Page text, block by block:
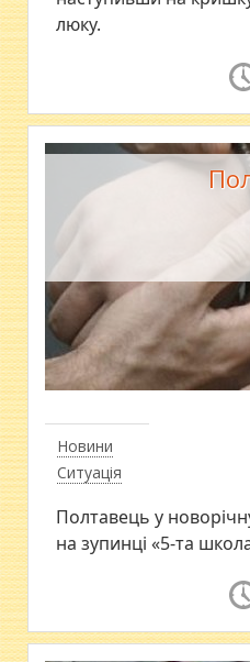
люку.
Новини
Ситуація
Полтавець у
на зупинці «5-та